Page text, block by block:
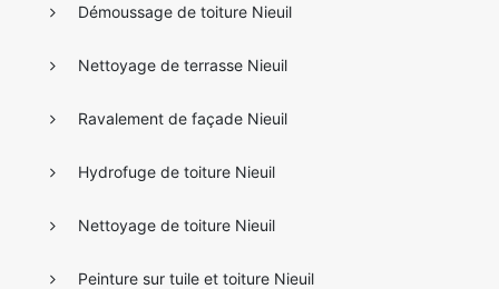
Démoussage de toiture Nieuil
Nettoyage de terrasse Nieuil
Ravalement de façade Nieuil
Hydrofuge de toiture Nieuil
Nettoyage de toiture Nieuil
Peinture sur tuile et toiture Nieuil